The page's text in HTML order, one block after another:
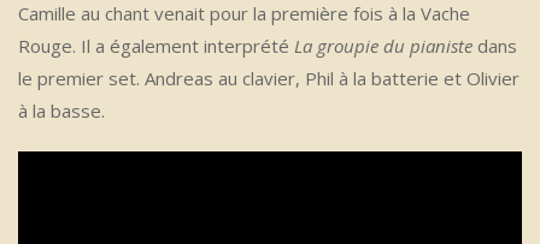
Camille au chant venait pour la première fois à la Vache
Rouge. Il a également interprété La groupie du pianiste dans
le premier set. Andreas au clavier, Phil à la batterie et Olivier
à la basse.